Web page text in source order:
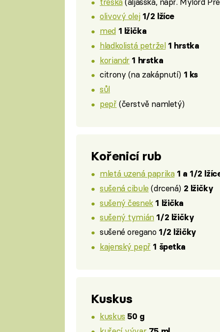
olivový olej 1/2 lžíce
med 1 lžička
hladkolistá petržel 1 hrstka
koriandr 1 hrstka
citrony (na zakápnutí) 1 ks
sůl
pepř (čerstvě namletý)
Kořenicí rub
mletá uzená paprika 1 a 1/2
sušená cibule (drcená) 2 lžičky
sušený česnek 1 lžička
sušený tymián 1/2 lžičky
sušené oregano 1/2 lžičky
kajenský pepř 1 špetka
Kuskus
kuskus 50 g